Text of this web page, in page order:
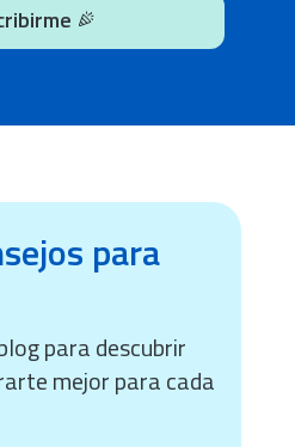
para
para descubrir
mejor para cada